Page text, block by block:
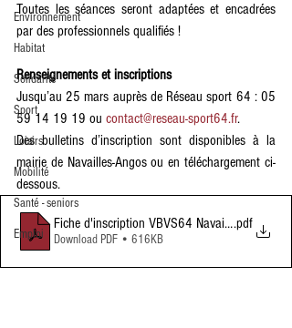
Environnement
Habitat
Solidarité
Sport
Loisirs
Mobilité
Santé - seniors
Emploi
Toutes les séances seront adaptées et encadrées
par des professionnels qualifiés !
Renseignements et inscriptions
Jusqu’au 25 mars auprès de Réseau sport 64 : 05
59 14 19 19 ou contact@reseau-sport64.fr.
Des bulletins d’inscription sont disponibles à la
mairie de Navailles-Angos ou en téléchargement ci-
dessous.
Fiche d'inscription VBVS64 Navaille-Angos
.pdf
Download PDF • 616KB